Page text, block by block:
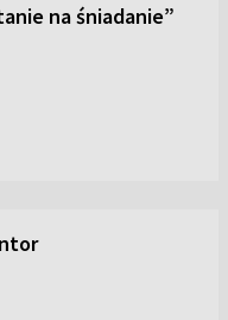
na śniadanie”